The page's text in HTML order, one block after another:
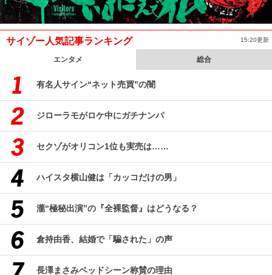
サイゾー人気記事ランキング 15:20更新
エンタメ 総合
有名人サイン“ネット売買”の闇
ジローラモがロケ中にガチナンパ
セクゾがオリコン1位も実売は……
ハイスタ横山健は「カッコだけの男」
瀧“極秘出演”の『全裸監督』はどうなる？
倉持由香、結婚で「騙された」の声
長澤まさみベッドシーン称賛の理由